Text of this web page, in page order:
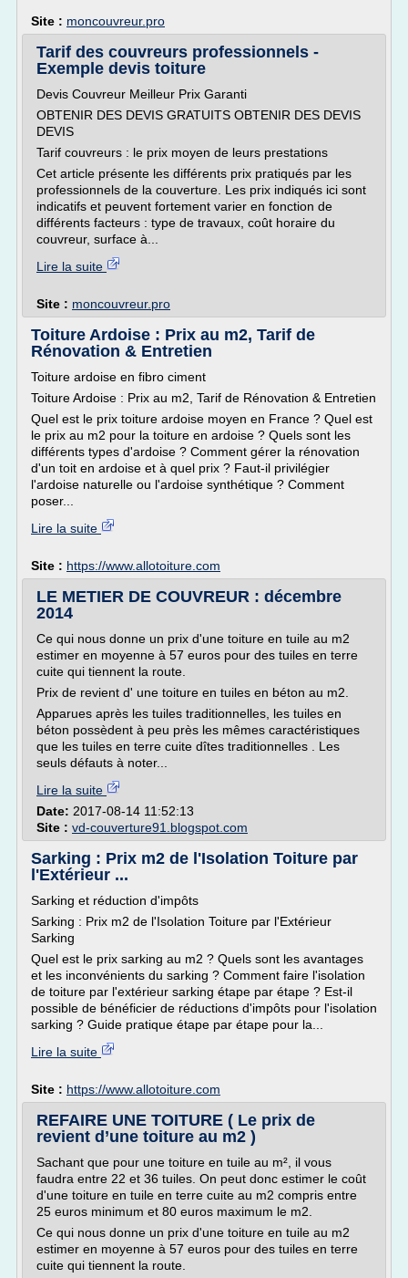
Site : moncouvreur.pro
Tarif des couvreurs professionnels -
Exemple devis toiture
Devis Couvreur Meilleur Prix Garanti
OBTENIR DES DEVIS GRATUITS OBTENIR DES DEVIS
DEVIS
Tarif couvreurs : le prix moyen de leurs prestations
Cet article présente les différents prix pratiqués par les
professionnels de la couverture. Les prix indiqués ici sont
indicatifs et peuvent fortement varier en fonction de
différents facteurs : type de travaux, coût horaire du
couvreur, surface à...
Lire la suite
Site : moncouvreur.pro
Toiture Ardoise : Prix au m2, Tarif de
Rénovation & Entretien
Toiture ardoise en fibro ciment
Toiture Ardoise : Prix au m2, Tarif de Rénovation & Entretien
Quel est le prix toiture ardoise moyen en France ? Quel est
le prix au m2 pour la toiture en ardoise ? Quels sont les
différents types d'ardoise ? Comment gérer la rénovation
d'un toit en ardoise et à quel prix ? Faut-il privilégier
l'ardoise naturelle ou l'ardoise synthétique ? Comment
poser...
Lire la suite
Site : https://www.allotoiture.com
LE METIER DE COUVREUR : décembre
2014
Ce qui nous donne un prix d'une toiture en tuile au m2
estimer en moyenne à 57 euros pour des tuiles en terre
cuite qui tiennent la route.
Prix de revient d' une toiture en tuiles en béton au m2.
Apparues après les tuiles traditionnelles, les tuiles en
béton possèdent à peu près les mêmes caractéristiques
que les tuiles en terre cuite dîtes traditionnelles . Les
seuls défauts à noter...
Lire la suite
Date: 2017-08-14 11:52:13
Site : vd-couverture91.blogspot.com
Sarking : Prix m2 de l'Isolation Toiture par
l'Extérieur ...
Sarking et réduction d'impôts
Sarking : Prix m2 de l'Isolation Toiture par l'Extérieur
Sarking
Quel est le prix sarking au m2 ? Quels sont les avantages
et les inconvénients du sarking ? Comment faire l'isolation
de toiture par l'extérieur sarking étape par étape ? Est-il
possible de bénéficier de réductions d'impôts pour l'isolation
sarking ? Guide pratique étape par étape pour la...
Lire la suite
Site : https://www.allotoiture.com
REFAIRE UNE TOITURE ( Le prix de
revient d’une toiture au m2 )
Sachant que pour une toiture en tuile au m², il vous
faudra entre 22 et 36 tuiles. On peut donc estimer le coût
d'une toiture en tuile en terre cuite au m2 compris entre
25 euros minimum et 80 euros maximum le m2.
Ce qui nous donne un prix d'une toiture en tuile au m2
estimer en moyenne à 57 euros pour des tuiles en terre
cuite qui tiennent la route.